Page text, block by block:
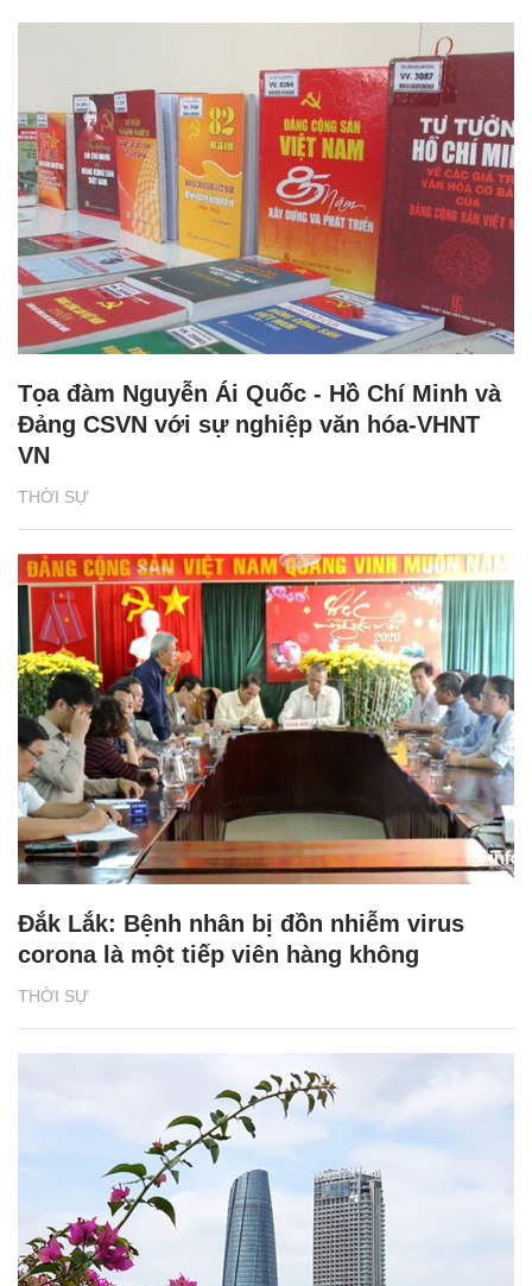
THỜI SỰ
Tọa đàm Nguyễn Ái Quốc - Hồ Chí Minh và
Đảng CSVN với sự nghiệp văn hóa-VHNT
VN
THỜI SỰ
Đắk Lắk: Bệnh nhân bị đồn nhiễm virus
corona là một tiếp viên hàng không